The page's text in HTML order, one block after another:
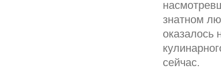
знатном
оказалось
сейчас.